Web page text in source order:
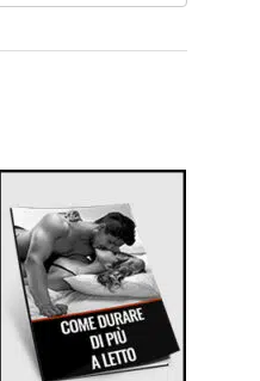
sicurezza.
divertirti
Plug o Anal Plug)
scegliere il